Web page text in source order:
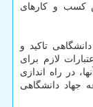
کسب و کارهای
تاکید و
لازم برای
در راه اندازی
جهاد دانشگاهی